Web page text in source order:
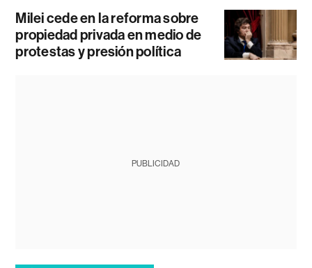
Milei cede en la reforma sobre
propiedad privada en medio de
protestas y presión política
PUBLICIDAD